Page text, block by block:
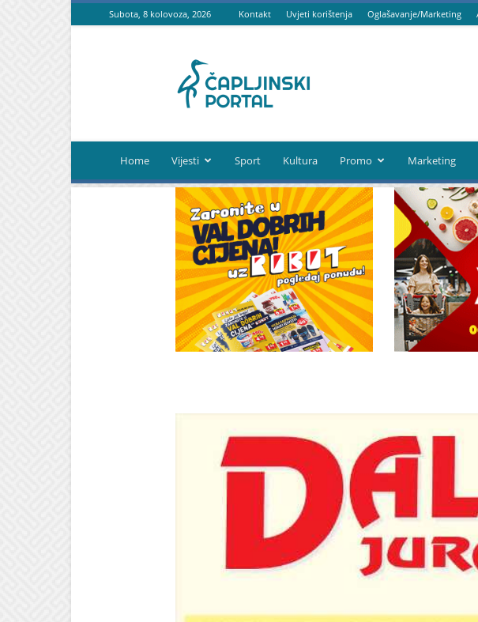
Subota, 8 kolovoza, 2026 Kontakt Uvjeti korištenja Oglašavanje/Marketing
portal
Home Vijesti Sport Kultura Promo Marketing